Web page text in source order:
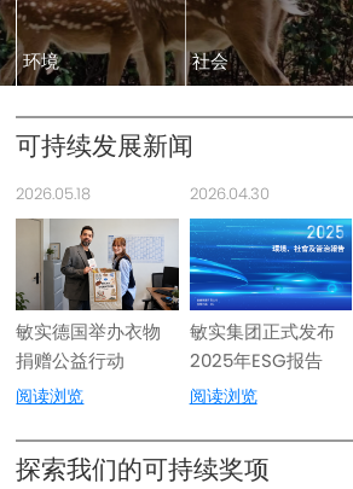
环境 社会
可持续发展新闻
2026.05.18
敏实德国举办衣物
捐赠公益行动
阅读浏览
2026.04.30
敏实集团正式发布
2025年ESG报告
阅读浏览
探索我们的可持续奖项